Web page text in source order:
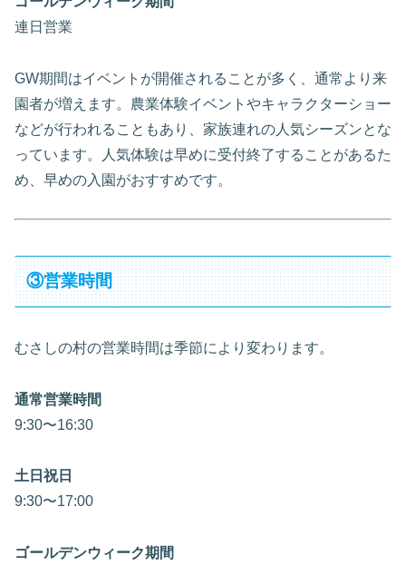
連日営業
GW期間はイベントが開催されることが多く、通常より来
園者が増えます。農業体験イベントやキャラクターショー
などが行われることもあり、家族連れの人気シーズンとな
っています。人気体験は早めに受付終了することがあるた
め、早めの入園がおすすめです。
③営業時間
むさしの村の営業時間は季節により変わります。
通常営業時間
9:30〜16:30
土日祝日
9:30〜17:00
ゴールデンウィーク期間